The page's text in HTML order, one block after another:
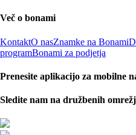
Več o bonami
KontaktO nasZnamke na Bonami
programBonami za podjetja
Prenesite aplikacijo za mobilne
Sledite nam na družbenih